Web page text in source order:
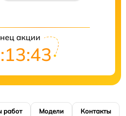
акции
работ Модели Контакты